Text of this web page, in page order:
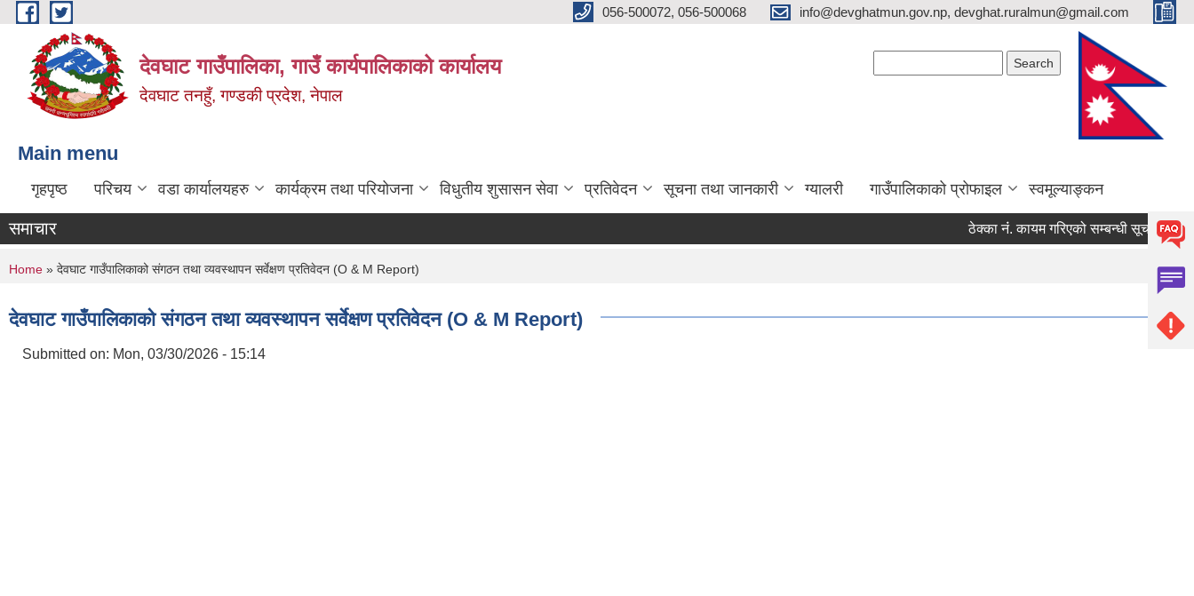
Skip to main content 056-500072, 056-500068 info@devghatmun.gov.np, devghat.ruralmun@gmail.com
देवघाट गाउँपालिका, गाउँ कार्यपालिकाको कार्यालय
देवघाट तनहुँ, गण्डकी प्रदेश, नेपाल
Main menu
गृहपृष्ठ परिचय वडा कार्यालयहरु कार्यक्रम तथा परियोजना विधुतीय शुसासन सेवा प्रतिवेदन सूचना तथा जानकारी ग्यालरी गाउँपालिकाको प्रोफाइल स्वमूल्याङ्कन
समाचार ठेक्का नंं. कायम गरिएको सम्बन्धी सूचना !
You are here
Home » देवघाट गाउँपालिकाको संगठन तथा व्यवस्थापन सर्वेक्षण प्रतिवेदन (O & M Report)
देवघाट गाउँपालिकाको संगठन तथा व्यवस्थापन सर्वेक्षण प्रतिवेदन (O & M Report)
Submitted on: Mon, 03/30/2026 - 15:14